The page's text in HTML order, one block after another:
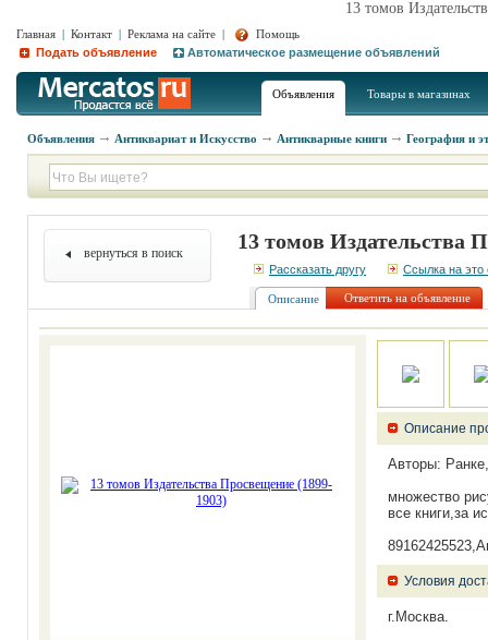
13 томов
Главная | Контакт | Реклама на сайте |
Помощь
Подать объявление
Автоматическое размещение объявлений
Объявления Товары в магазинах
Объявления Антиквариат и Искусство Антикварные книги География и
вернуться в поиск 13 томов Издательства
Рассказать другу Ссылка на это
Описание Ответить на объявление
Описание
Авторы:
множество
все книги,за
Условия
г.Москва.